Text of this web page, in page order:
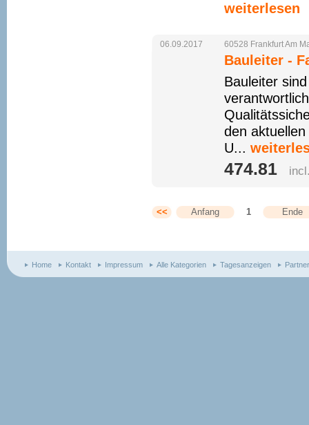
weiterlesen
06.09.2017 60528 FrankfurtAm
Bauleiter -
Bauleiter
den
U...
474.81 
<< Anfang 1 Ende
Home Kontakt Impressum Alle Kategorien Tagesanzeigen Partner